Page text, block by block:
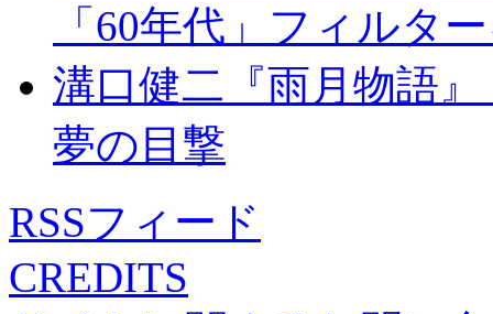
「60年代」フィルタ
溝口健二『雨月物語』
夢の目撃
RSSフィード
CREDITS